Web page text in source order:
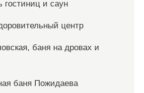
гостиниц и саун
центр
баня на дровах и
баня Пожидаева